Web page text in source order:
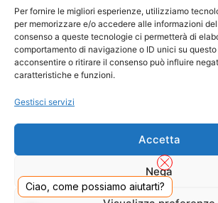
Per fornire le migliori esperienze, utilizziamo
per memorizzare e/o accedere alle informazioni
consenso a queste tecnologie ci permetterà di
comportamento di navigazione o ID unici su questo
acconsentire o ritirare il consenso può influire
caratteristiche e funzioni.
Gestisci servizi
Accetta
Nega
DADO S.R.L. Unipersonale - Viale Enrico Forlanini 23 -
Ciao, come possiamo aiutarti?